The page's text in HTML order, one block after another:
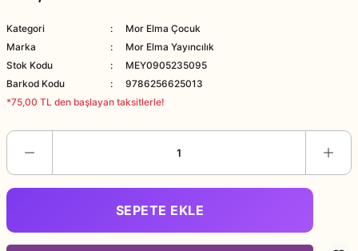
Kategori
Mor Elma Çocuk
Marka
Mor Elma Yayıncılık
Stok Kodu
MEY0905235095
Barkod Kodu
9786256625013
*75,00 TL den başlayan taksitlerle!
SEPETE EKLE